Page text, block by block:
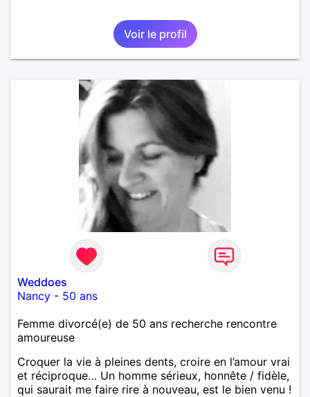
Voir le profil
Weddoes
Nancy - 50 ans
Femme divorcé(e) de 50 ans recherche rencontre
amoureuse
Croquer la vie à pleines dents, croire en l’amour vrai
et réciproque… Un homme sérieux, honnête / fidèle,
qui saurait me faire rire à nouveau, est le bien venu !